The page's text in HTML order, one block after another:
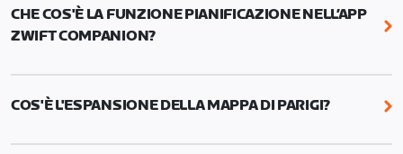
CHE COS'È LA FUNZIONE PIANIFICAZIONE NELL’APP
ZWIFT COMPANION?
Con la funzione Pianificazione della Zwift
Companion organizzi la tua settimana in un attimo:
programma allenamenti, percorsi specifici, eventi
COS'È L'ESPANSIONE DELLA MAPPA DI PARIGI?
L'espansione della mappa di Parigi aggiunge